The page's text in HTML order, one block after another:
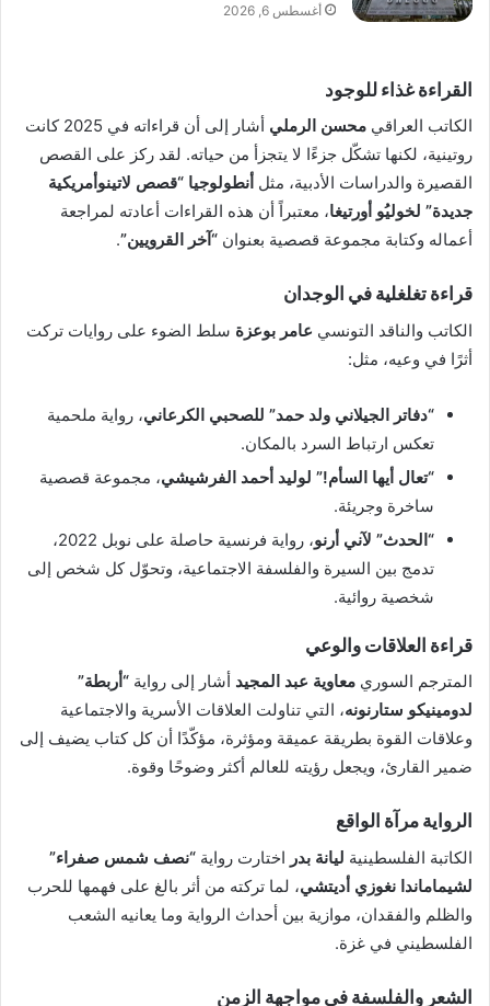
أغسطس 6, 2026
القراءة غذاء للوجود
الكاتب العراقي محسن الرملي
أشار إلى أن قراءاته في 2025 كانت
روتينية، لكنها تشكّل جزءًا لا يتجزأ من حياته. لقد ركز على القصص
القصيرة والدراسات الأدبية، مثل أنطولوجيا “قصص لاتينوأمريكية
جديدة” لخوليُو أورتيغا، معتبراً أن هذه القراءات أعادته لمراجعة
أعماله وكتابة مجموعة قصصية بعنوان “آخر القرويين”.
قراءة تغلغلية في الوجدان
الكاتب والناقد التونسي عامر بوعزة سلط الضوء على روايات تركت
أثرًا في وعيه، مثل:
“دفاتر الجيلاني ولد حمد” للصحبي الكرعاني، رواية ملحمية
تعكس ارتباط السرد بالمكان.
“تعال أيها السأم!” لوليد أحمد الفرشيشي، مجموعة قصصية
ساخرة وجريئة.
“الحدث” لآني أرنو
، رواية فرنسية حاصلة على نوبل 2022،
تدمج بين السيرة والفلسفة الاجتماعية، وتحوّل كل شخص إلى
شخصية روائية.
قراءة العلاقات والوعي
المترجم السوري معاوية عبد المجيد أشار إلى رواية “أربطة”
لدومينيكو ستارنونه، التي تناولت العلاقات الأسرية والاجتماعية
وعلاقات القوة بطريقة عميقة ومؤثرة، مؤكّدًا أن كل كتاب يضيف إلى
ضمير القارئ، ويجعل رؤيته للعالم أكثر وضوحًا وقوة.
الرواية مرآة الواقع
الكاتبة الفلسطينية ليانة بدر اختارت رواية “نصف شمس صفراء”
لشيماماندا نغوزي أديتشي، لما تركته من أثر بالغ على فهمها للحرب
والظلم والفقدان، موازية بين أحداث الرواية وما يعانيه الشعب
الفلسطيني في غزة.
الشعر والفلسفة في مواجهة الزمن